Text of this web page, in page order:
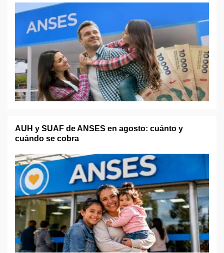
AUH y SUAF de ANSES en agosto: cuánto y
cuándo se cobra